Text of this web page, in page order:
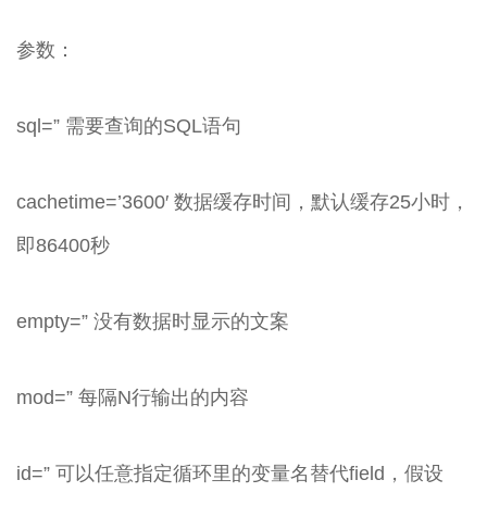
参数：
sql=” 需要查询的SQL语句
cachetime=’3600′ 数据缓存时间，默认缓存25小时，
即86400秒
empty=” 没有数据时显示的文案
mod=” 每隔N行输出的内容
id=” 可以任意指定循环里的变量名替代field，假设